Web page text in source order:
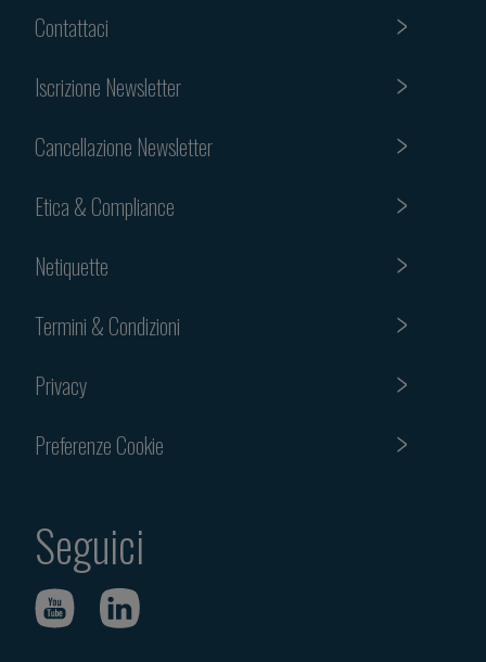
Contattaci
Iscrizione Newsletter
Cancellazione Newsletter
Etica & Compliance
Netiquette
Termini & Condizioni
Privacy
Preferenze Cookie
Seguici